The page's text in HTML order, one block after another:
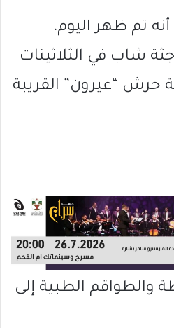
تم ظهر اليوم،
جثة شاب في الثلاثينات
“عيرون” القريبة
والطواقم الطبية إلى